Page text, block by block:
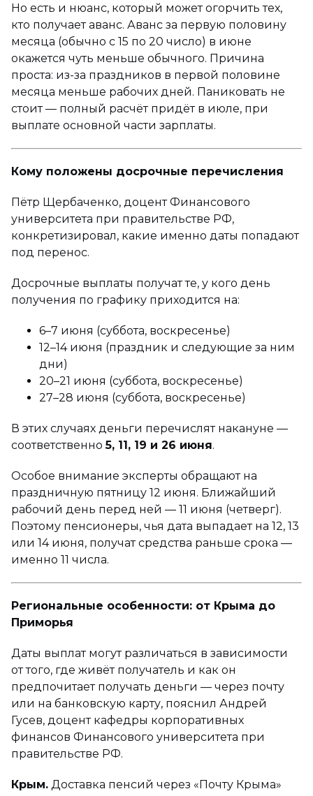
Но есть и нюанс, который может огорчить тех,
кто получает аванс. Аванс за первую половину
месяца (обычно с 15 по 20 число) в июне
окажется чуть меньше обычного. Причина
проста: из-за праздников в первой половине
месяца меньше рабочих дней. Паниковать не
стоит — полный расчёт придёт в июле, при
выплате основной части зарплаты.
Кому положены досрочные перечисления
Пётр Щербаченко, доцент Финансового
университета при правительстве РФ,
конкретизировал, какие именно даты попадают
под перенос.
Досрочные выплаты получат те, у кого день
получения по графику приходится на:
6–7 июня (суббота, воскресенье)
12–14 июня (праздник и следующие за ним
дни)
20–21 июня (суббота, воскресенье)
27–28 июня (суббота, воскресенье)
В этих случаях деньги перечислят накануне —
соответственно5, 11, 19 и 26 июня.
Особое внимание эксперты обращают на
праздничную пятницу 12 июня. Ближайший
рабочий день перед ней — 11 июня (четверг).
Поэтому пенсионеры, чья дата выпадает на 12, 13
или 14 июня, получат средства раньше срока —
именно 11 числа.
Региональные особенности: от Крыма до
Приморья
Даты выплат могут различаться в зависимости
от того, где живёт получатель и как он
предпочитает получать деньги — через почту
или на банковскую карту, пояснил Андрей
Гусев, доцент кафедры корпоративных
финансов Финансового университета при
правительстве РФ.
Крым. Доставка пенсий через «Почту Крыма»